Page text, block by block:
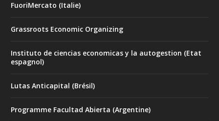
FuoriMercato (Italie)
Grassroots Economic Organizing
Instituto de ciencias economicas y la autogestion (Etat
espagnol)
Lutas Anticapital (Brésil)
Programme Facultad Abierta (Argentine)